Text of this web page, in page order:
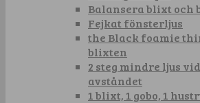
Balansera blixt och
Fejkat fönsterljus
the Black foamie
blixten
2 steg mindre ljus
avståndet
1 blixt, 1 gobo, 1